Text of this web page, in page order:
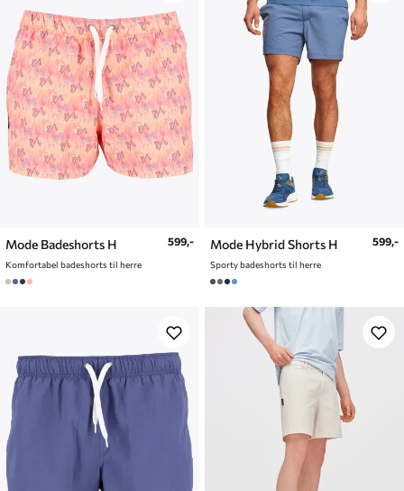
Mode Badeshorts H
Komfortabel badeshorts til herre
599,- Mode Hybrid Shorts H
Sporty badeshorts til herre
599,-